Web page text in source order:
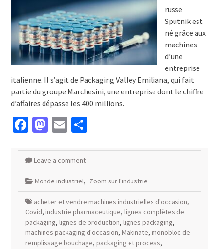
russe
Sputnik est
né grâce aux
machines
d’une
entreprise
italienne. Il s’agit de Packaging Valley Emiliana, qui fait
partie du groupe Marchesini, une entreprise dont le chiffre
d’affaires dépasse les 400 millions.
Facebook
Mastodon
EmailPartager
Leave a comment
Monde industriel, Zoom sur l'industrie
acheter et vendre machines industrielles d'occasion,
Covid, industrie pharmaceutique, lignes complètes de
packaging, lignes de production, lignes packaging,
machines packaging d'occasion, Makinate, monobloc de
remplissage bouchage, packaging et process,